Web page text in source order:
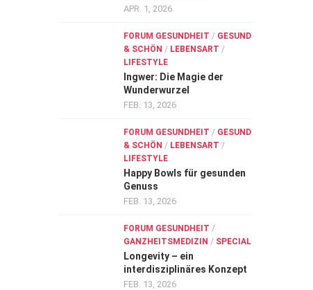
APR. 1, 2026
FORUM GESUNDHEIT / GESUND
& SCHÖN / LEBENSART /
LIFESTYLE
Ingwer: Die Magie der
Wunderwurzel
FEB. 13, 2026
FORUM GESUNDHEIT / GESUND
& SCHÖN / LEBENSART /
LIFESTYLE
Happy Bowls für gesunden
Genuss
FEB. 13, 2026
FORUM GESUNDHEIT /
GANZHEITSMEDIZIN / SPECIAL
Longevity – ein
interdisziplinäres Konzept
FEB. 13, 2026